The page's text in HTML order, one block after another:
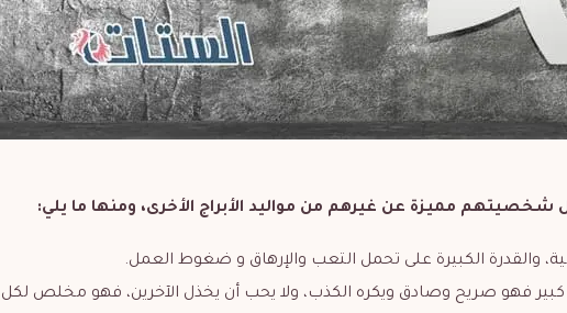
شخصيتهم مميزة عن غيرهم من مواليد الأبراج الأخرى، ومنها ما يلي:
والقدرة الكبيرة على تحمل التعب والإرهاق و ضغوط العمل.
فهو صريح وصادق ويكره الكذب، ولا يحب أن يخذل الآخرين، فهو مخلص لكل